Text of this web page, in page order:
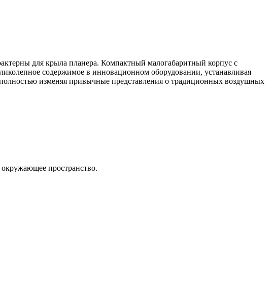
для крыла планера. Компактный малогабаритный корпус с
содержимое в инновационном оборудовании, устанавливая
изменяя привычные представления о традиционных воздушных
пространство.